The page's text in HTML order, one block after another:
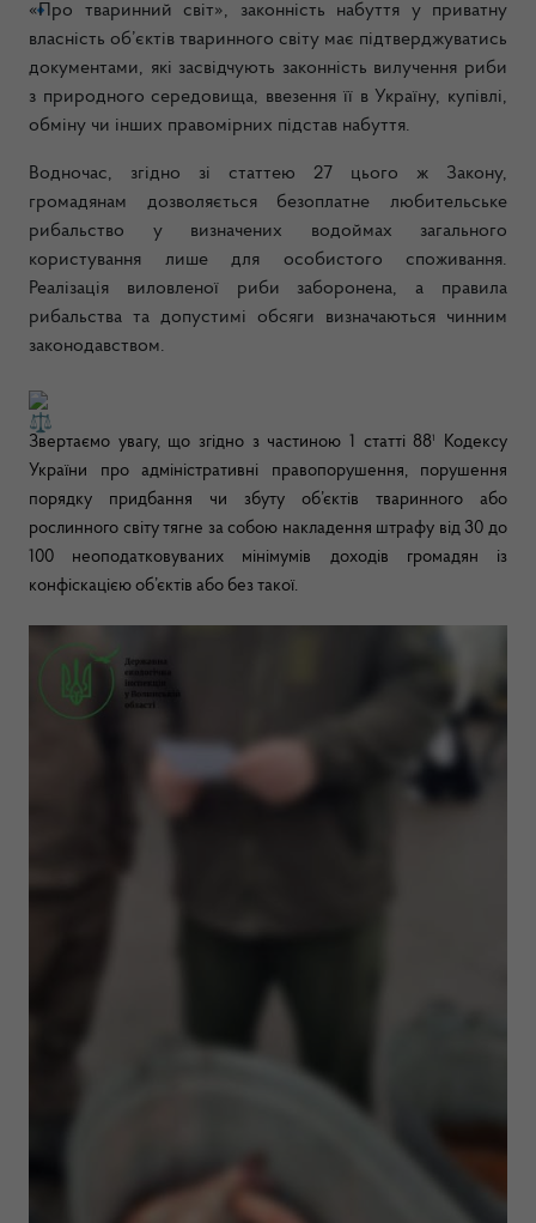
«Про тваринний світ», законність набуття у приватну
власність об’єктів тваринного світу має підтверджуватись
документами, які засвідчують законність вилучення риби
з природного середовища, ввезення її в Україну, купівлі,
обміну чи інших правомірних підстав набуття.
Водночас, згідно зі статтею 27 цього ж Закону,
громадянам дозволяється безоплатне любительське
рибальство у визначених водоймах загального
користування лише для особистого споживання.
Реалізація виловленої риби заборонена, а правила
рибальства та допустимі обсяги визначаються чинним
законодавством.
Звертаємо увагу, що згідно з частиною 1 статті 88¹ Кодексу
України про адміністративні правопорушення, порушення
порядку придбання чи збуту об’єктів тваринного або
рослинного світу тягне за собою накладення штрафу від 30 до
100 неоподатковуваних мінімумів доходів громадян із
конфіскацією об’єктів або без такої.